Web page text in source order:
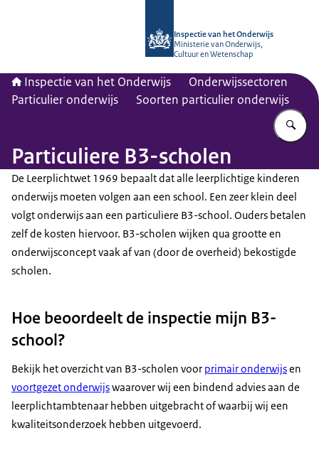
Inspectie van het Onderwijs
Ministerie van Onderwijs,
Cultuur en Wetenschap
Inspectie van het Onderwijs
Onderwijssectoren
Particulier onderwijs
Soorten particulier onderwijs
Particuliere B3-scholen
De Leerplichtwet 1969 bepaalt dat alle leerplichtige kinderen
onderwijs moeten volgen aan een school. Een zeer klein deel
volgt onderwijs aan een particuliere B3-school. Ouders betalen
zelf de kosten hiervoor. B3-scholen wijken qua grootte en
onderwijsconcept vaak af van (door de overheid) bekostigde
scholen.
Hoe beoordeelt de inspectie mijn B3-
school?
Bekijk het overzicht van B3-scholen voor primair onderwijsen
voortgezet onderwijswaarover wij een bindend advies aan de
leerplichtambtenaar hebben uitgebracht of waarbij wij een
kwaliteitsonderzoek hebben uitgevoerd.